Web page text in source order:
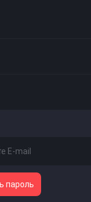
пароль